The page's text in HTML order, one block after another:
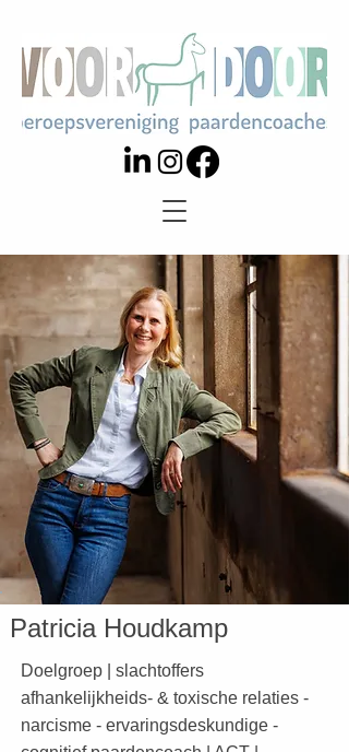
Patricia Houdkamp
Doelgroep | slachtoffers
afhankelijkheids- & toxische relaties -
narcisme - ervaringsdeskundige -